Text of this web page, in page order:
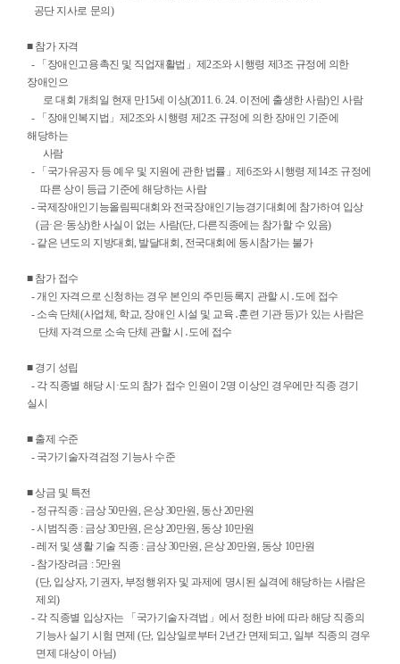
공단 지사로 문의)
■ 참가 자격
- 「장애인고용촉진 및 직업재활법」제2조와 시행령 제3조 규정에 의한
장애인으
로 대회 개최일 현재 만15세 이상(2011. 6. 24. 이전에 출생한 사람)인 사람
- 「장애인복지법」제2조와 시행령 제2조 규정에 의한 장애인 기준에
해당하는
사람
- 「국가유공자 등 예우 및 지원에 관한 법률」제6조와 시행령 제14조 규정에
따른 상이 등급 기준에 해당하는 사람
- 국제장애인기능올림픽대회와 전국장애인기능경기대회에 참가하여 입상
(금·은·동상)한 사실이 없는 사람(단, 다른직종에는 참가할 수 있음)
- 같은 년도의 지방대회, 발달대회, 전국대회에 동시참가는 불가
■ 참가 접수
- 개인 자격으로 신청하는 경우 본인의 주민등록지 관할 시․도에 접수
- 소속 단체(사업체, 학교, 장애인 시설 및 교육․훈련 기관 등)가 있는 사람은
단체 자격으로 소속 단체 관할 시․도에 접수
■ 경기 성립
- 각 직종별 해당 시·도의 참가 접수 인원이 2명 이상인 경우에만 직종 경기
실시
■ 출제 수준
- 국가기술자격검정 기능사 수준
■ 상금 및 특전
- 정규직종 : 금상 50만원, 은상 30만원, 동산 20만원
- 시범직종 : 금상 30만원, 은상 20만원, 동상 10만원
- 레저 및 생활 기술 직종 : 금상 30만원, 은상 20만원, 동상 10만원
- 참가장려금 : 5만원
(단, 입상자, 기권자, 부정행위자 및 과제에 명시된 실격에 해당하는 사람은
제외)
- 각 직종별 입상자는 「국가기술자격법」에서 정한 바에 따라 해당 직종의
기능사 실기 시험 면제 (단, 입상일로부터 2년간 면제되고, 일부 직종의 경우
면제 대상이 아님)